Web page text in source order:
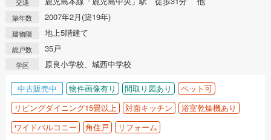
築年数 2007年2月(築19年)
建物階 地上5階建て
総戸数 35戸
学区 原良小学校、城西中学校
中古販売中 物件画像有り 間取り図あり
ペット可
リビングダイニング15畳以上
対面キッチン
浴室乾燥機あり
ワイドバルコニー
角住戸 リフォーム